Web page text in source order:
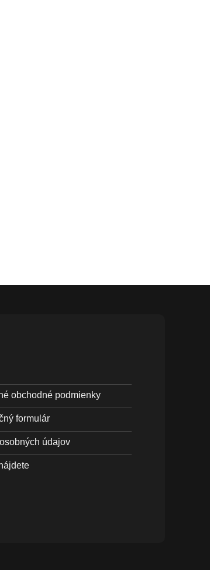
obchodné podmienky
formulár
údajov